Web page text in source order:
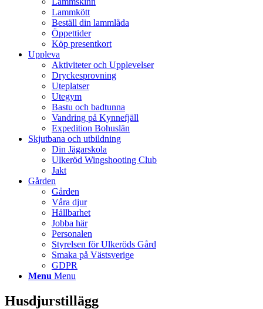
Lammkött
Beställ din lammlåda
Öppettider
Köp presentkort
Uppleva
Aktiviteter och Upplevelser
Dryckesprovning
Uteplatser
Utegym
Bastu och badtunna
Vandring på Kynnefjäll
Expedition Bohuslän
Skjutbana och utbildning
Din Jägarskola
Ulkeröd Wingshooting Club
Jakt
Gården
Gården
Våra djur
Hållbarhet
Jobba här
Personalen
Styrelsen för Ulkeröds Gård
Smaka på Västsverige
GDPR
Menu Menu
Husdjurstillägg